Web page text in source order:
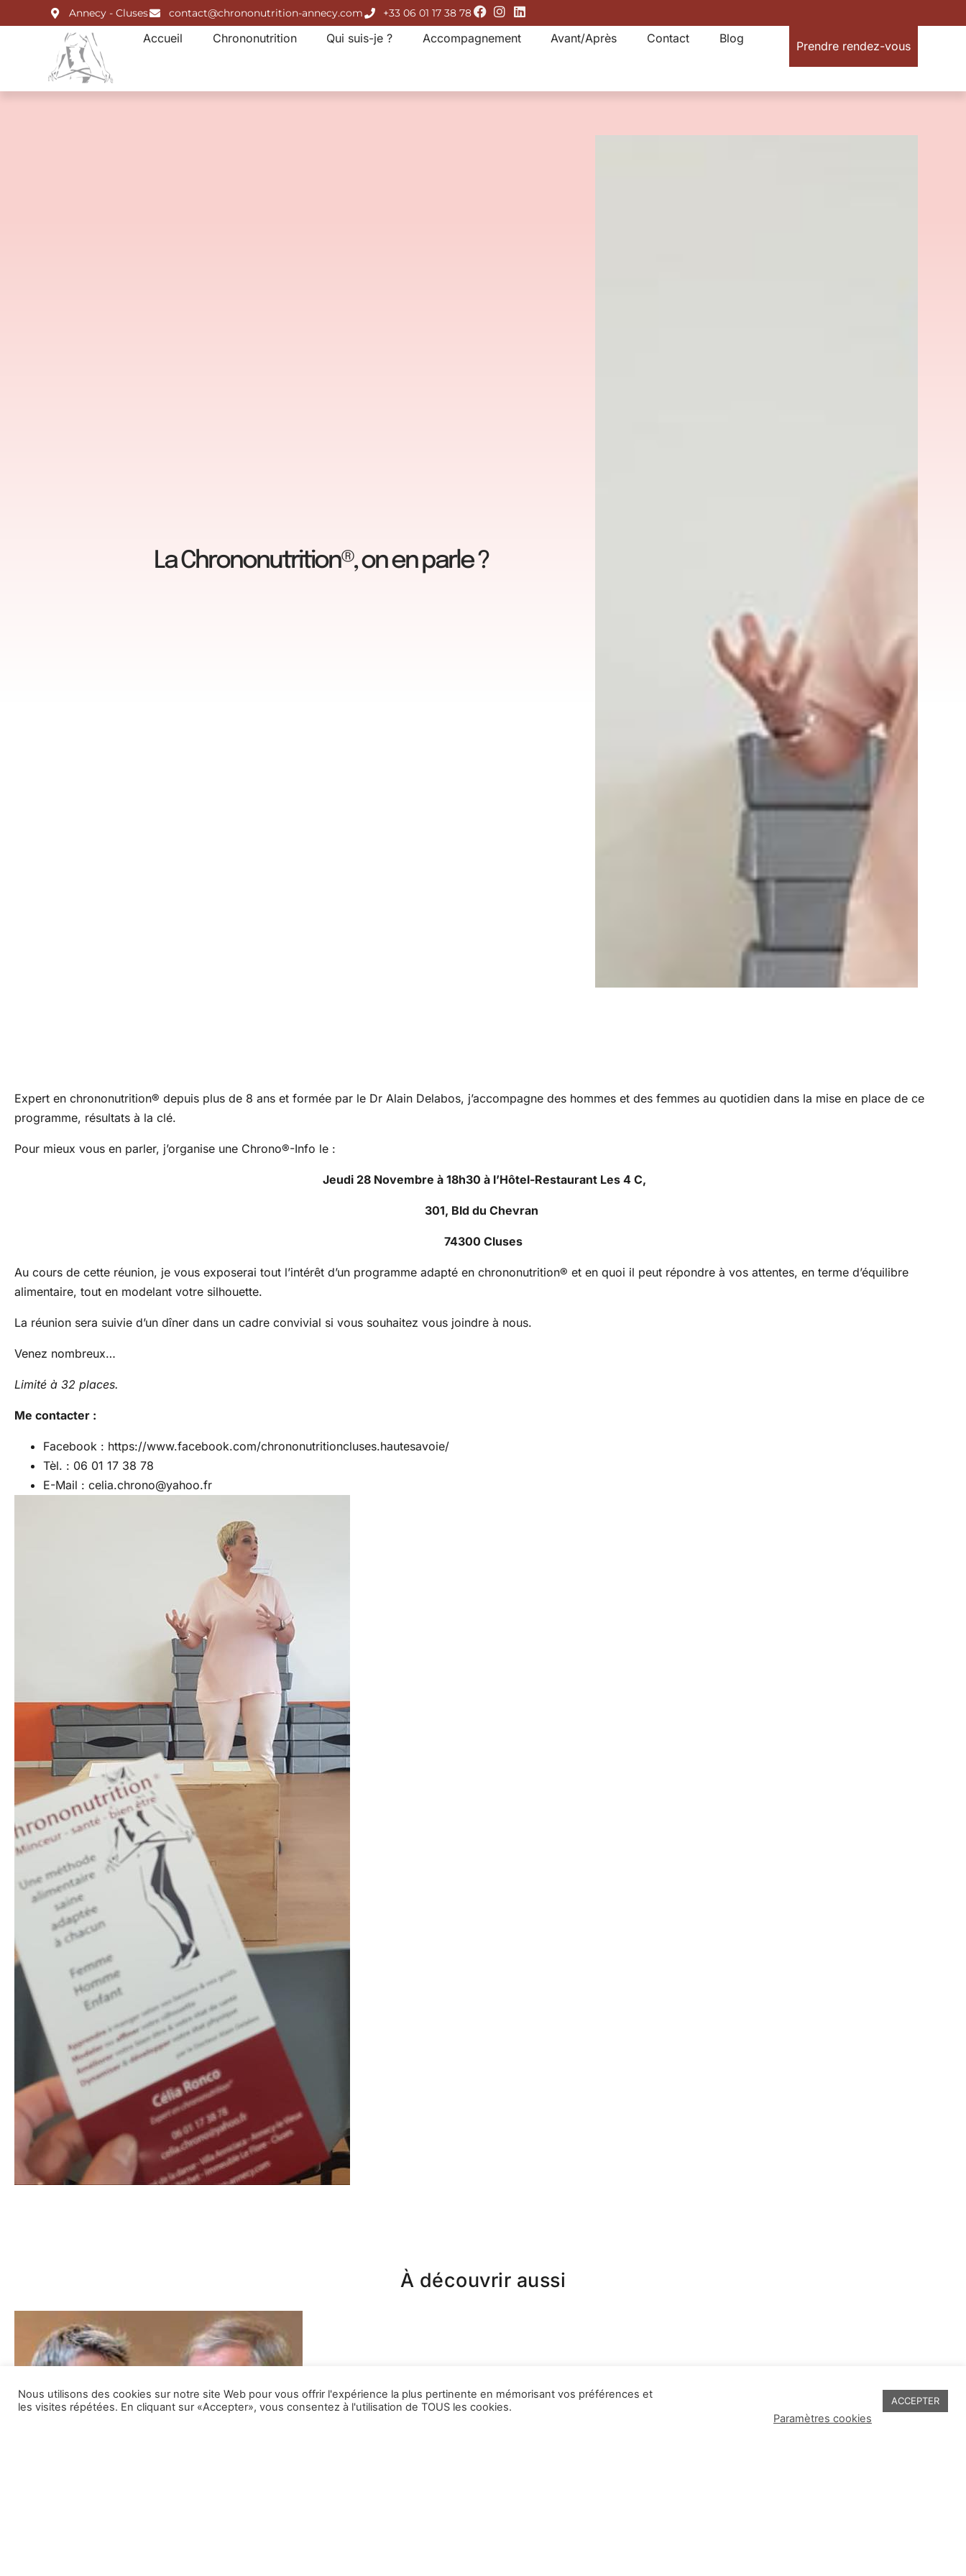
Annecy - Cluses contact@chrononutrition-annecy.com +33 06 01 17 38 78
Accueil Chrononutrition Qui suis-je ? Accompagnement Avant/Après Contact Blog
Prendre rendez-vous
La Chrononutrition®, on en parle ?
Expert en chrononutrition® depuis plus de 8 ans et formée par le Dr Alain Delabos, j’accompagne des hommes et des femmes au quotidien dans la mise en place de ce
programme, résultats à la clé.
Pour mieux vous en parler, j’organise une Chrono®-Info le :
Jeudi 28 Novembre à 18h30 à l’Hôtel-Restaurant Les 4 C,
301, Bld du Chevran
74300 Cluses
Au cours de cette réunion, je vous exposerai tout l’intérêt d’un programme adapté en chrononutrition® et en quoi il peut répondre à vos attentes, en terme d’équilibre
alimentaire, tout en modelant votre silhouette.
La réunion sera suivie d’un dîner dans un cadre convivial si vous souhaitez vous joindre à nous.
Venez nombreux…
Limité à 32 places.
Me contacter :
Facebook : https://www.facebook.com/chrononutritioncluses.hautesavoie/
Tèl. : 06 01 17 38 78
E-Mail : celia.chrono@yahoo.fr
À découvrir aussi
Nous utilisons des cookies sur notre site Web pour vous offrir l'expérience la plus pertinente en mémorisant vos préférences et
les visites répétées. En cliquant sur «Accepter», vous consentez à l'utilisation de TOUS les cookies.
Paramètres cookies
ACCEPTER